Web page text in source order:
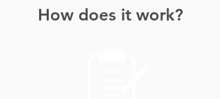
How does it work?